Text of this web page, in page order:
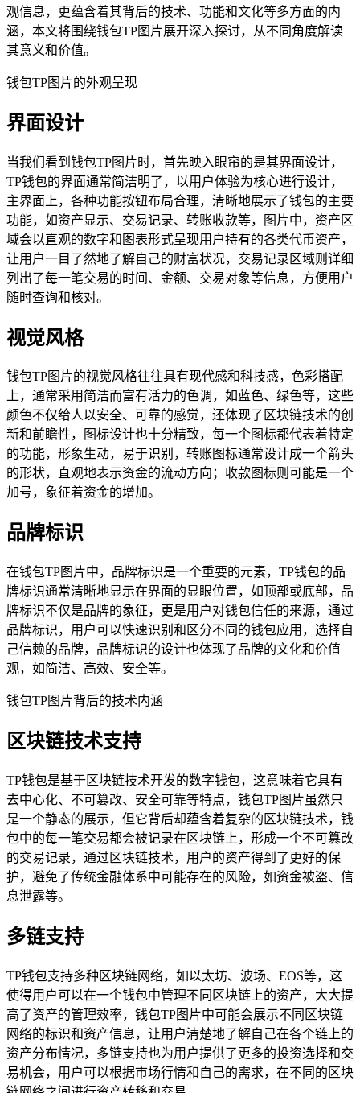
观信息，更蕴含着其背后的技术、功能和文化等多方面的内
涵，本文将围绕钱包TP图片展开深入探讨，从不同角度解读
其意义和价值。
钱包TP图片的外观呈现
界面设计
当我们看到钱包TP图片时，首先映入眼帘的是其界面设计，
TP钱包的界面通常简洁明了，以用户体验为核心进行设计，
主界面上，各种功能按钮布局合理，清晰地展示了钱包的主要
功能，如资产显示、交易记录、转账收款等，图片中，资产区
域会以直观的数字和图表形式呈现用户持有的各类代币资产，
让用户一目了然地了解自己的财富状况，交易记录区域则详细
列出了每一笔交易的时间、金额、交易对象等信息，方便用户
随时查询和核对。
视觉风格
钱包TP图片的视觉风格往往具有现代感和科技感，色彩搭配
上，通常采用简洁而富有活力的色调，如蓝色、绿色等，这些
颜色不仅给人以安全、可靠的感觉，还体现了区块链技术的创
新和前瞻性，图标设计也十分精致，每一个图标都代表着特定
的功能，形象生动，易于识别，转账图标通常设计成一个箭头
的形状，直观地表示资金的流动方向；收款图标则可能是一个
加号，象征着资金的增加。
品牌标识
在钱包TP图片中，品牌标识是一个重要的元素，TP钱包的品
牌标识通常清晰地显示在界面的显眼位置，如顶部或底部，品
牌标识不仅是品牌的象征，更是用户对钱包信任的来源，通过
品牌标识，用户可以快速识别和区分不同的钱包应用，选择自
己信赖的品牌，品牌标识的设计也体现了品牌的文化和价值
观，如简洁、高效、安全等。
钱包TP图片背后的技术内涵
区块链技术支持
TP钱包是基于区块链技术开发的数字钱包，这意味着它具有
去中心化、不可篡改、安全可靠等特点，钱包TP图片虽然只
是一个静态的展示，但它背后却蕴含着复杂的区块链技术，钱
包中的每一笔交易都会被记录在区块链上，形成一个不可篡改
的交易记录，通过区块链技术，用户的资产得到了更好的保
护，避免了传统金融体系中可能存在的风险，如资金被盗、信
息泄露等。
多链支持
TP钱包支持多种区块链网络，如以太坊、波场、EOS等，这
使得用户可以在一个钱包中管理不同区块链上的资产，大大提
高了资产的管理效率，钱包TP图片中可能会展示不同区块链
网络的标识和资产信息，让用户清楚地了解自己在各个链上的
资产分布情况，多链支持也为用户提供了更多的投资选择和交
易机会，用户可以根据市场行情和自己的需求，在不同的区块